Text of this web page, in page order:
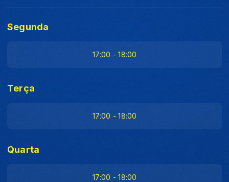
Segunda
17:00 - 18:00
Terça
17:00 - 18:00
Quarta
17:00 - 18:00